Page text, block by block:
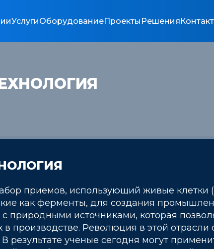
УслугиОборудованиеПроекты Решения
приемов, использующий живые клетки
как ферменты, для создания
с природными источниками, которая
в производстве. Революция в этой
В результате ученые сегодня могут